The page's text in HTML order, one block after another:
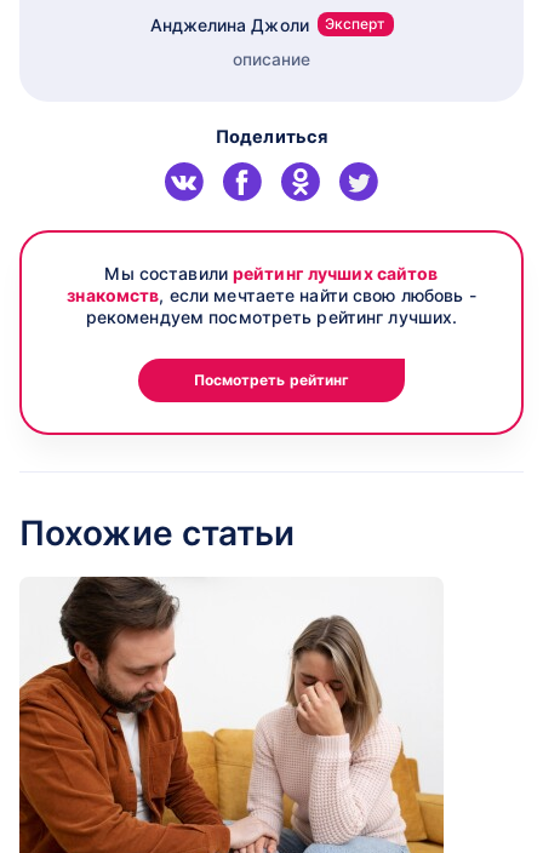
Анджелина Джоли Эксперт
описание
Поделиться
Мы составилирейтинг лучших сайтов
знакомств, если мечтаете найти свою любовь -
рекомендуем посмотреть рейтинг лучших.
Посмотреть рейтинг
Похожие статьи